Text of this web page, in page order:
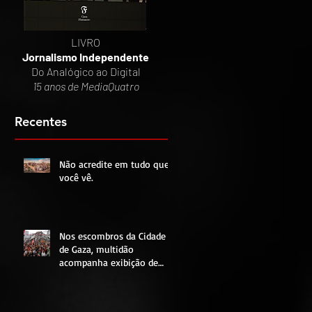
LIVRO
Jornalismo Independente
Do Analógico ao Digital
15 anos de MediaQuatro
Recentes
Não acredite em tudo que
você vê.
Nos escombros da Cidade
de Gaza, multidão
acompanha exibição de